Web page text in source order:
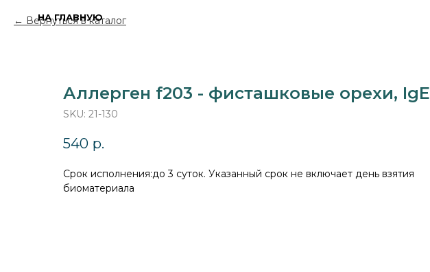
Вернуться в каталог
Аллерген f203 - фисташковые орехи, IgE
SKU: 21-130
540 р.
Cрок исполнения:до 3 суток. Указанный срок не включает день взятия
биоматериала
НА ГЛАВНУЮ